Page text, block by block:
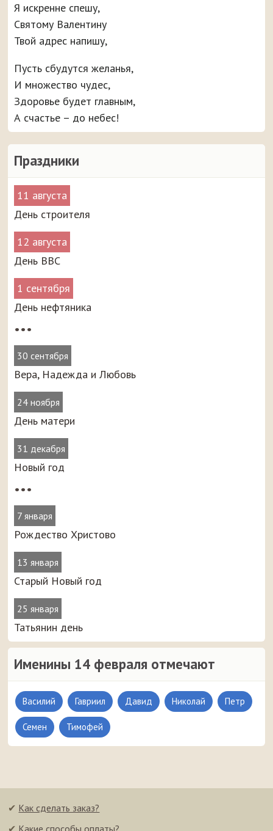
Праздники
11 августа
День строителя
12 августа
День ВВС
1 сентября
День нефтяника
•••
30 сентября
Вера, Надежда и Любовь
24 ноября
День матери
31 декабря
Новый год
•••
7 января
Рождество Христово
13 января
Старый Новый год
25 января
Татьянин день
Именины 14 февраля отмечают
Василий Гавриил Давид Николай Петр
Семен Тимофей
Я искренне спешу,
Святому Валентину
Твой адрес напишу,
Пусть сбудутся желанья,
И множество чудес,
Здоровье будет главным,
А счастье – до небес!
✔ Как сделать заказ?
✔ Какие способы оплаты?